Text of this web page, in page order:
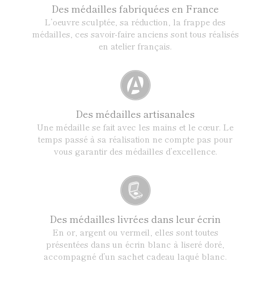
Des médailles fabriquées en France
L’oeuvre sculptée, sa réduction, la frappe des
médailles, ces savoir-faire anciens sont tous réalisés
en atelier français.
Des médailles artisanales
Une médaille se fait avec les mains et le cœur. Le
temps passé à sa réalisation ne compte pas pour
vous garantir des médailles d’excellence.
Des médailles livrées dans leur écrin
En or, argent ou vermeil, elles sont toutes
présentées dans un écrin blanc à liseré doré,
accompagné d’un sachet cadeau laqué blanc.